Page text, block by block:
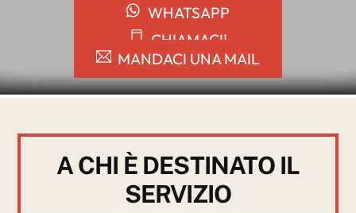
WHATSAPP
CHIAMACI!
MANDACI UNA MAIL
A CHI È DESTINATO IL
SERVIZIO